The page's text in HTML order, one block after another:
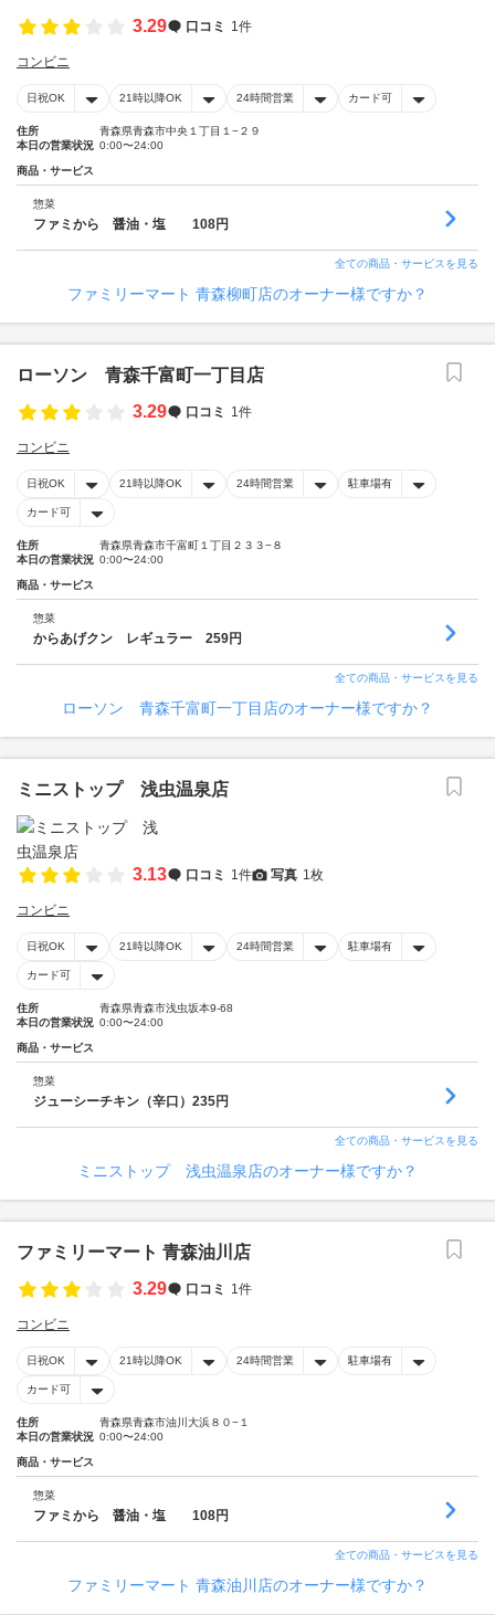
3.29
口コミ 1件
コンビニ
日祝OK 21時以降OK 24時間営業 カード可
住所
青森県青森市中央１丁目１−２９
本日の営業状況 0:00〜24:00
商品・サービス
惣菜
ファミから 醤油・塩 108円
全ての商品・サービスを見る
ファミリーマート 青森柳町店のオーナー様ですか？
ローソン 青森千富町一丁目店
3.29
口コミ 1件
コンビニ
日祝OK 21時以降OK 24時間営業 駐車場有
カード可
住所
青森県青森市千富町１丁目２３３−８
本日の営業状況 0:00〜24:00
商品・サービス
惣菜
からあげクン レギュラー 259円
全ての商品・サービスを見る
ローソン 青森千富町一丁目店のオーナー様ですか？
ミニストップ 浅虫温泉店
3.13 口コミ 1件 写真 1枚
コンビニ
日祝OK 21時以降OK 24時間営業 駐車場有
カード可
住所
青森県青森市浅虫坂本9-68
本日の営業状況 0:00〜24:00
商品・サービス
惣菜
ジューシーチキン（辛口）235円
全ての商品・サービスを見る
ミニストップ 浅虫温泉店のオーナー様ですか？
ファミリーマート 青森油川店
3.29
口コミ 1件
コンビニ
日祝OK 21時以降OK 24時間営業 駐車場有
カード可
住所
青森県青森市油川大浜８０−１
本日の営業状況 0:00〜24:00
商品・サービス
惣菜
ファミから 醤油・塩 108円
全ての商品・サービスを見る
ファミリーマート 青森油川店のオーナー様ですか？